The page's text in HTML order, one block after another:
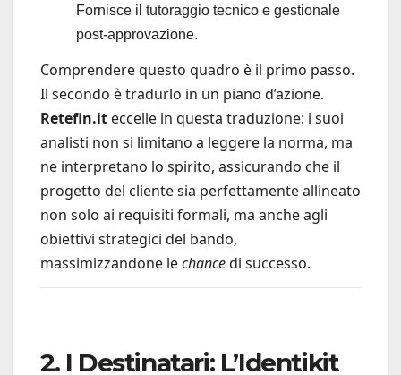
Fornisce il tutoraggio tecnico e gestionale
post-approvazione.
Comprendere questo quadro è il primo passo.
Il secondo è tradurlo in un piano d’azione.
Retefin.it eccelle in questa traduzione: i suoi
analisti non si limitano a leggere la norma, ma
ne interpretano lo spirito, assicurando che il
progetto del cliente sia perfettamente allineato
non solo ai requisiti formali, ma anche agli
obiettivi strategici del bando,
massimizzandone lechancedi successo.
2. I Destinatari: L’Identikit